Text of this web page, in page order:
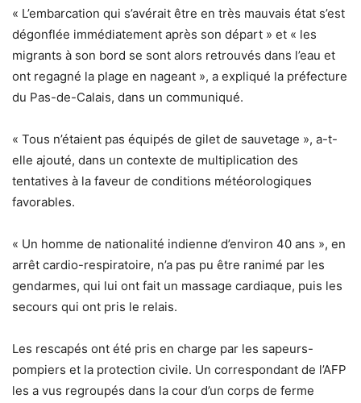
« L’embarcation qui s’avérait être en très mauvais état s’est
dégonflée immédiatement après son départ » et « les
migrants à son bord se sont alors retrouvés dans l’eau et
ont regagné la plage en nageant », a expliqué la préfecture
du Pas-de-Calais, dans un communiqué.
« Tous n’étaient pas équipés de gilet de sauvetage », a-t-
elle ajouté, dans un contexte de multiplication des
tentatives à la faveur de conditions météorologiques
favorables.
« Un homme de nationalité indienne d’environ 40 ans », en
arrêt cardio-respiratoire, n’a pas pu être ranimé par les
gendarmes, qui lui ont fait un massage cardiaque, puis les
secours qui ont pris le relais.
Les rescapés ont été pris en charge par les sapeurs-
pompiers et la protection civile. Un correspondant de l’AFP
les a vus regroupés dans la cour d’un corps de ferme